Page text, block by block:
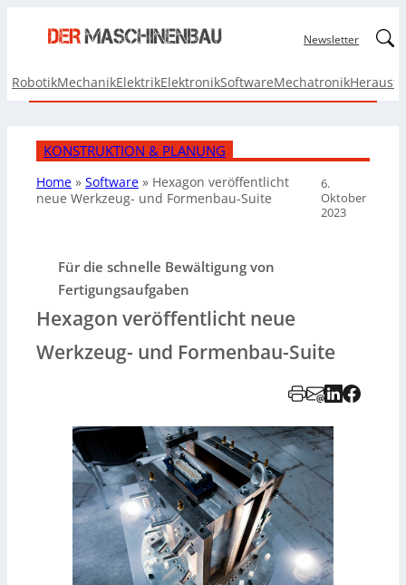
Newsletter
RobotikMechanikElektrikElektronikSoftwareMechatronik
KONSTRUKTION & PLANUNG
Home » Software » Hexagon veröffentlicht
neue Werkzeug- und Formenbau-Suite
6.
Oktober
2023
Für die schnelle Bewältigung von
Fertigungsaufgaben
Hexagon veröffentlicht neue
Werkzeug- und Formenbau-Suite